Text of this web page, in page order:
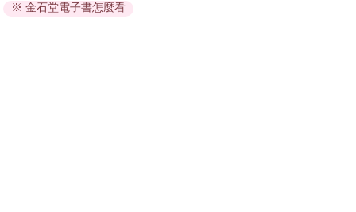
因版權保護，您在金石堂所購買的電子書僅能以金石堂專屬
※ 金石堂電子書怎麼看